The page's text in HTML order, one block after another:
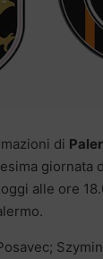
di
giornata
alle ore